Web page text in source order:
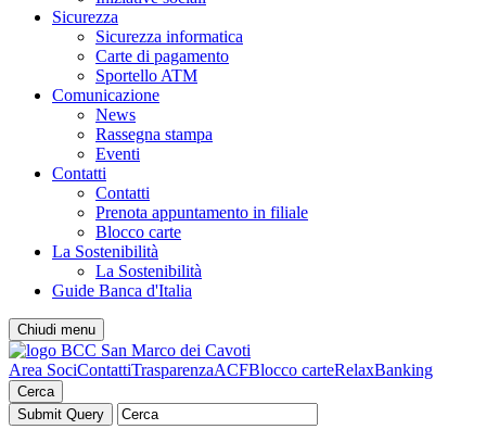
Sicurezza
Sicurezza informatica
Carte di pagamento
Sportello ATM
Comunicazione
News
Rassegna stampa
Eventi
Contatti
Contatti
Prenota appuntamento in filiale
Blocco carte
La Sostenibilità
La Sostenibilità
Guide Banca d'Italia
Chiudi menu
Area SociContattiTrasparenzaACFBlocco carteRelaxBanking
Cerca